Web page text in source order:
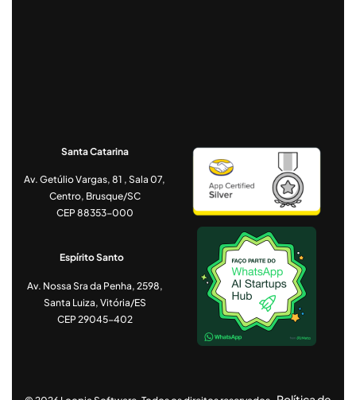
Santa Catarina
Av. Getúlio Vargas, 81 , Sala 07,
Centro, Brusque/SC
CEP 88353-000
Espírito Santo
Av. Nossa Sra da Penha, 2598,
Santa Luiza, Vitória/ES
CEP 29045-402